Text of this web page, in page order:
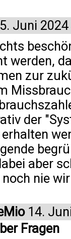
Juni 2024
werden,
zur
der
aber
nie
14.
Fragen